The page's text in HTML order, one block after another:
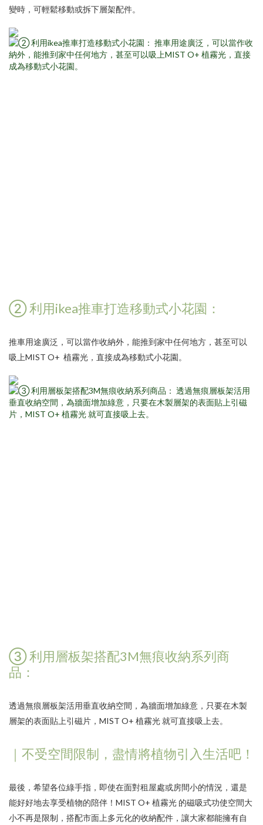
變時，可輕鬆移動或拆下層架配件。
② 利用ikea推車打造移動式小花園：
推車用途廣泛，可以當作收納外，能推到家中任何地方，甚至可以
吸上MIST O+ 植霧光 ，直接成為移動式小花園。
③ 利用層板架搭配3M無痕收納系列商
品：
透過無痕層板架活用垂直收納空間，為牆面增加綠意，只要在木製
層架的表面貼上引磁片， MIST O+ 植霧光就可直接吸上去。
｜不受空間限制，盡情將植物引入生活吧！
最後，希望各位綠手指，即使在面對租屋處或房間小的情況，還是
能好好地去享受植物的陪伴！ MIST O+ 植霧光 的磁吸式功使空間大
小不再是限制，搭配市面上多元化的收納配件，讓大家都能擁有自